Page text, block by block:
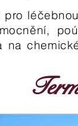
pro
na